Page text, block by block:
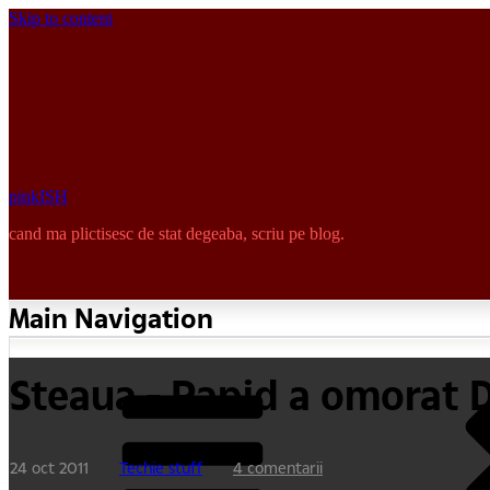
Skip to content
pinkISH
cand ma plictisesc de stat degeaba, scriu pe blog.
Main Navigation
Steaua - Rapid a omorat
24 oct 2011 Techie stuff 4 comentarii